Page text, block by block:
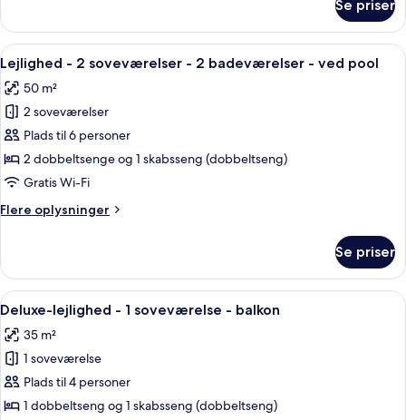
-
soveværelser
2
badeværelser
Se priser
Indlæs
alle
billeder
af
Lejlighed
-
2
-
ved
pool
En balkon med et glastabel, stole og
18
Lejlighed - 2 soveværelser - 2 badeværelser - ved pool
50 m²
2 soveværelser
Plads til 6 personer
2 dobbeltsenge og 1 skabsseng (dobbeltseng)
Gratis Wi-Fi
Flere oplysninger
Flere
-
soveværelser
2
badeværelser
ved
pool
Se priser
Indlæs
alle
billeder
af
Deluxe-
lejlighed
Et moderne hotelværelse med en
18
Deluxe-lejlighed - 1 soveværelse - balkon
35 m²
1 soveværelse
Plads til 4 personer
1 dobbeltseng og 1 skabsseng (dobbeltseng)